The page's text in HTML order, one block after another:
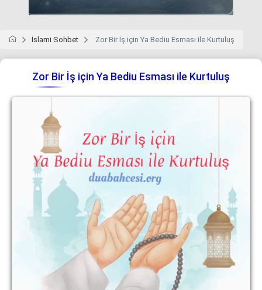
İslami Sohbet Zor Bir İş için Ya Bediu Esması ile Kurtuluş
Zor Bir İş için Ya Bediu Esması ile Kurtuluş